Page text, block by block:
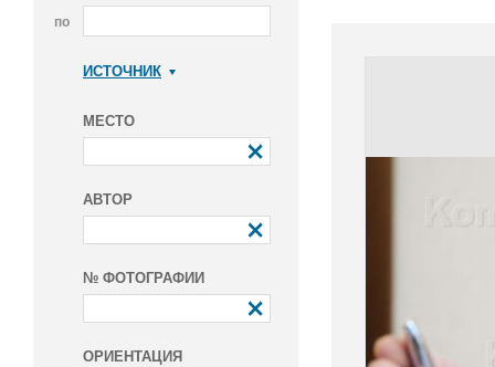
по
ИСТОЧНИК
МЕСТО
АВТОР
№ ФОТОГРАФИИ
ОРИЕНТАЦИЯ